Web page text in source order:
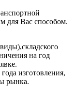
для Вас способом.
на год
изготовления,
рынка.